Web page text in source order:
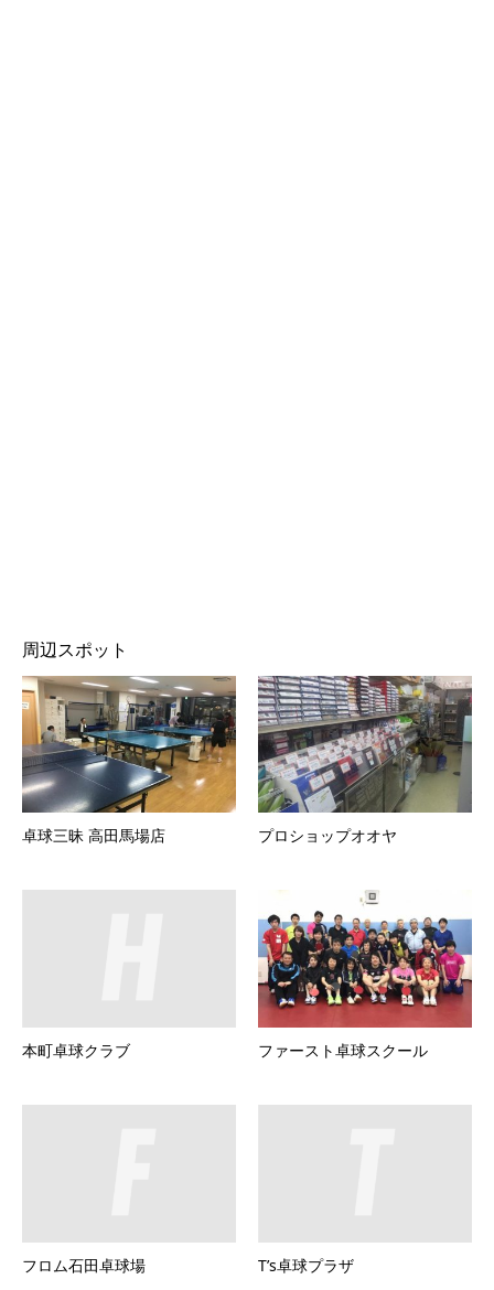
周辺スポット
卓球三昧 高田馬場店 プロショップオオヤ
本町卓球クラブ ファースト卓球スクール
フロム石田卓球場 T’s卓球プラザ